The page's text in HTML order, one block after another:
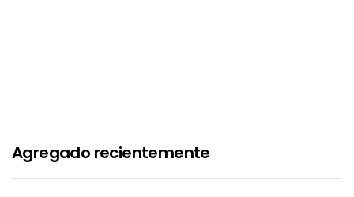
Agregado recientemente